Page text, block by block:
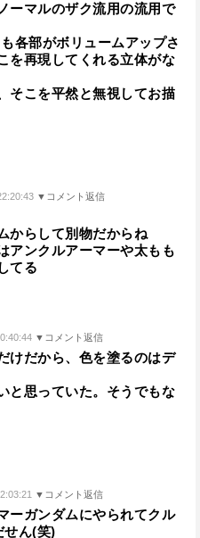
ーマルのザク流用の流用で
各部がボリュームアップさ
を再現してくれる立体がな
そこを平然と無視してお描
▼コメント返信
からして別物だからね
アンクルアーマーや太もも
てる
▼コメント返信
けだから、色を塗るのはデ
と思っていた。そうでもな
▼コメント返信
ーガンダムにやられてクル
せん(笑)